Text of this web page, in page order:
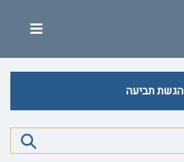
הגשת תביעה